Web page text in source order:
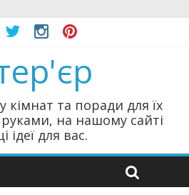
кімнат та поради для їх
на нашому сайті
ідеї для вас.